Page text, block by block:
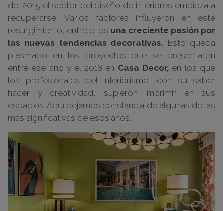
del 2015 el sector del diseño de interiores empieza a
recuperarse. Varios factores influyeron en este
resurgimiento, entre ellos una creciente pasión por
las nuevas tendencias decorativas. Esto queda
plasmado en los proyectos que se presentaron
entre ese año y el 2018 en Casa Decor, en los que
los profesionales del interiorismo, con su saber
hacer y creatividad, supieron imprimir en sus
espacios. Aquí dejamos constancia de algunas de las
más significativas de esos años.